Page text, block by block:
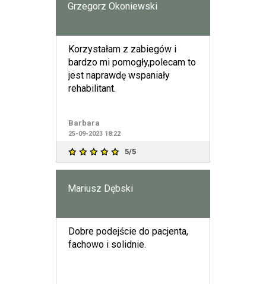
Grzegorz Okoniewski
Korzystałam z zabiegów i
bardzo mi pomogły,polecam to
jest naprawdę wspaniały
rehabilitant.
Barbara
25-09-2023 18:22
5/5
Mariusz Dębski
Dobre podejście do pacjenta,
fachowo i solidnie.